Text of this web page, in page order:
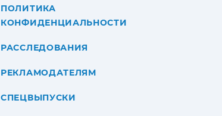
ПОЛИТИКА
КОНФИДЕНЦИАЛЬНОСТИ
РАССЛЕДОВАНИЯ
РЕКЛАМОДАТЕЛЯМ
СПЕЦВЫПУСКИ